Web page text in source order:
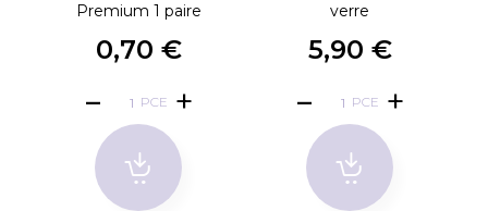
Premium 1 paire
0,70 €
PCE
verre
5,90 €
PCE